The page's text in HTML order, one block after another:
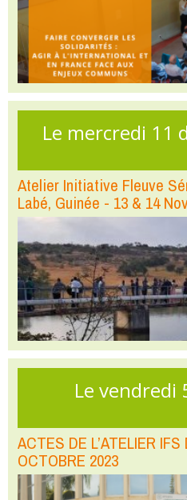
Le mercredi 11
Atelier Initiative Fleuve
Labé, Guinée - 13 & 14
Le vendredi
ACTES DE L’ATELIER
OCTOBRE 2023